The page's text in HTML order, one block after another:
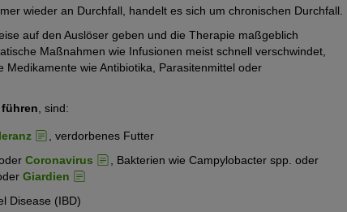
wieder an Durchfall, handelt es sich um chronischen Durchfall.
auf den Auslöser geben und die Therapie maßgeblich
Maßnahmen wie Infusionen meist schnell verschwindet,
wie Antibiotika, Parasitenmittel oder
, sind:
, verdorbenes Futter
Coronavirus
, Bakterien wie Campylobacter spp. oder
Giardien
Disease (IBD)